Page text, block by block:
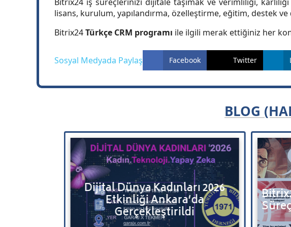
lisans, kurulum, yapılandırma, özelleştirme, eğitim, destek ve
Bitrix24Türkçe CRM programı ile ilgili merak ettiğiniz her
Sosyal Medyada Paylaş Facebook Twitter
BLOG
Dijital Dünya Kadınları 2026
Etkinliği Ankara’da
Gerçekleştirildi